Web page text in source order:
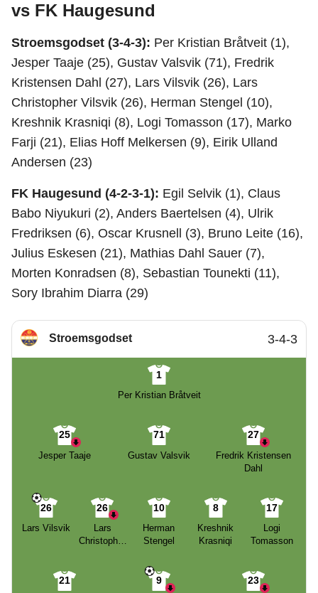
vs FK Haugesund
Stroemsgodset (3-4-3): Per Kristian Bråtveit (1),
Jesper Taaje (25), Gustav Valsvik (71), Fredrik
Kristensen Dahl (27), Lars Vilsvik (26), Lars
Christopher Vilsvik (26), Herman Stengel (10),
Kreshnik Krasniqi (8), Logi Tomasson (17), Marko
Farji (21), Elias Hoff Melkersen (9), Eirik Ulland
Andersen (23)
FK Haugesund (4-2-3-1): Egil Selvik (1), Claus
Babo Niyukuri (2), Anders Baertelsen (4), Ulrik
Fredriksen (6), Oscar Krusnell (3), Bruno Leite (16),
Julius Eskesen (21), Mathias Dahl Sauer (7),
Morten Konradsen (8), Sebastian Tounekti (11),
Sory Ibrahim Diarra (29)
Stroemsgodset 3-4-3
1
Per Kristian Bråtveit
25
Jesper Taaje
71
Gustav Valsvik
27
Fredrik Kristensen
Dahl
26
Lars Vilsvik
26
Lars
Christopher
10
Herman
Stengel
8
Kreshnik
Krasniqi
17
Logi
Tomasson
21
9
23